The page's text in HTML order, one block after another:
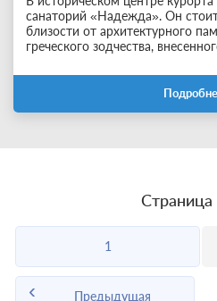
санаторий «Надежда». Он
близости от архитектурного
греческого зодчества,
Страница
Предыдущая
1